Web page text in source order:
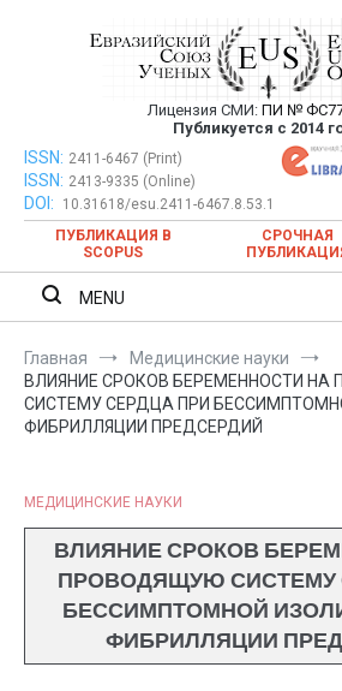
Евразийский Союз
публикация
ежемесячном
Лицензия СМИ: ПИ №
Публикуется с 2014
Евразийский Союз Ученых —
ежемесячном научном
ISSN: 2411-6467 (Print)
ISSN: 2413-9335 (Online)
DOI:
10.31618/esu.2411-6467.8.53.1
ПУБЛИКАЦИЯ В
SCOPUS
СРОЧНАЯ
MENU
Главная
Медицинские науки
ВЛИЯНИЕ СРОКОВ БЕРЕМЕННОСТИ
СИСТЕМУ СЕРДЦА ПРИ
ФИБРИЛЛЯЦИИ ПРЕДСЕРДИЙ
МЕДИЦИНСКИЕ НАУКИ
ВЛИЯНИЕ СРОКОВ
ПРОВОДЯЩУЮ СИСТЕМУ
БЕССИМПТОМНОЙ
ФИБРИЛЛЯЦИИ